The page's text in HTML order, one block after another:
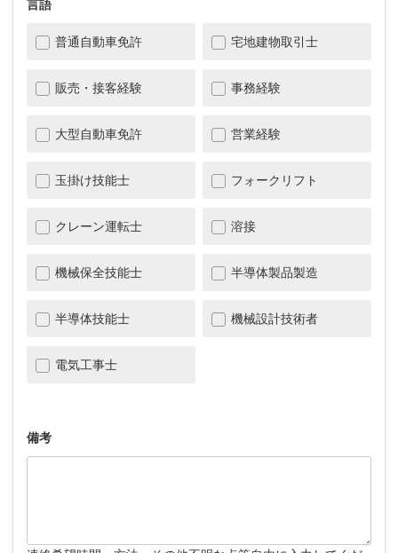
言語
普通自動車免許 宅地建物取引士
販売・接客経験 事務経験
大型自動車免許 営業経験
玉掛け技能士 フォークリフト
クレーン運転士 溶接
機械保全技能士 半導体製品製造
半導体技能士 機械設計技術者
電気工事士
備考